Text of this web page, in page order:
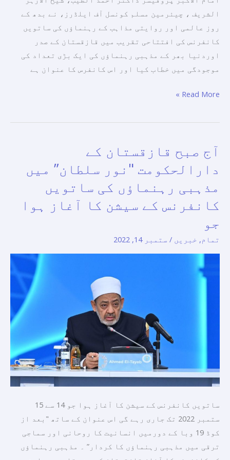
الشریف ، چیئرمین مسلم کونسل آف ایلڈرز، نے بدھ کے
روز عالمی اور روایتی مذاہب کے رہنماؤں کی ساتویں
کانفرنس کی افتتاحی تقریب میں قازقستان کے صدر
اوردنیا بھر کے مذہبی رہنماؤں کی ایک بڑی تعداد کی
موجودگی میں خطاب كيا اور اس کانفرس کا عنوان ہے
سے
Read More »
آج صبح قازقستان کے
دارالحکومت "نور سلطان” میں
مذہبی رہنماؤں کی ساتویں
کانفرنس کے سیشن کا آغاز ہوا
جو
تمام, خبریں / ستمبر 14, 2022
ساتویں کانفرنس کے سیشن کا آغاز ہوا جو 14 سے 15
ستمبر 2022 تک جاری رہے گی اس عنوان کے ساتھ "بعد از
کوڈ 19 وبا کے دورمیں انسانیت کا روحانی اور سماجی
ترقی میں مذہبی رہنماؤں کا کردار” ۔ مذہبی رہنماؤں
آج
صبح
قازقستان
کے
دارالحکومت
سلطان”
میں
رہنماؤں
آغاز
ہوا